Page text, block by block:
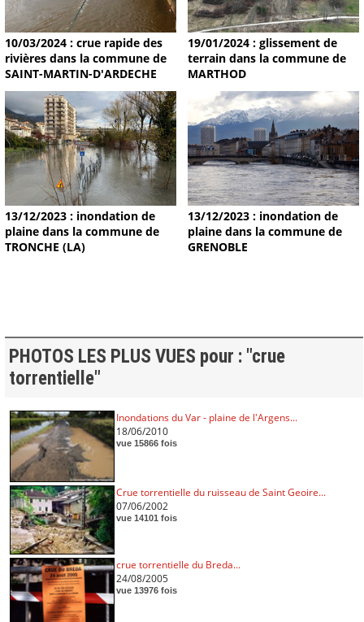
10/03/2024 : crue rapide des
rivières dans la commune de
SAINT-MARTIN-D'ARDECHE
19/01/2024 : glissement de
terrain dans la commune de
MARTHOD
13/12/2023 : inondation de
plaine dans la commune de
TRONCHE (LA)
13/12/2023 : inondation de
plaine dans la commune de
GRENOBLE
PHOTOS LES PLUS VUES pour : "crue
torrentielle"
Inondations du Var - plaine de l'Argens...
18/06/2010
vue 15866 fois
Crue torrentielle du ruisseau de Saint Geoire...
07/06/2002
vue 14101 fois
crue torrentielle du Breda...
24/08/2005
vue 13976 fois